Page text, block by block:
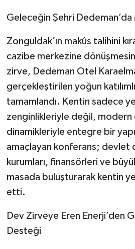
​Geleceğin Şehri Dedeman’da
​Zonguldak’ın makûs talihini
cazibe merkezine
zirve, Dedeman Otel
gerçekleştirilen yoğun
tamamlandı. Kentin sadece
zenginlikleriyle değil, modern
dinamikleriyle entegre bir
amaçlayan konferans; devlet
kurumları, finansörleri ve büyük
masada buluşturarak kentin
etti.
​Dev Zirveye Eren Enerji’den
Desteği